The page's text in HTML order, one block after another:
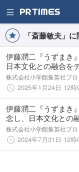
「斎藤敏夫」
伊藤潤二『うずまき
日本文化との融合を
が登場
株式会社小学館集英社プ
2025年1月24日 12時
伊藤潤二『うずまき
念し、日本文化との
品が登場！
株式会社小学館集英社プ
2024年7月31日 12時